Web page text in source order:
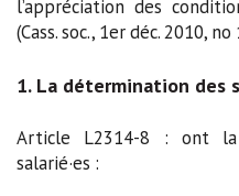
l’appréciation des
(Cass. soc., 1er déc. 2010,
1. La détermination des
Article L2314-8 : ont la
salarié·es :